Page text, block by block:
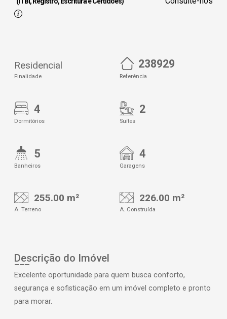
Residencial
Finalidade
238929
Referência
4
Dormitórios
2
Suítes
5
Banheiros
4
Garagens
255.00 m²
A. Terreno
226.00 m²
A. Construída
Descrição do Imóvel
Excelente oportunidade para quem busca conforto,
segurança e sofisticação em um imóvel completo e pronto
para morar.